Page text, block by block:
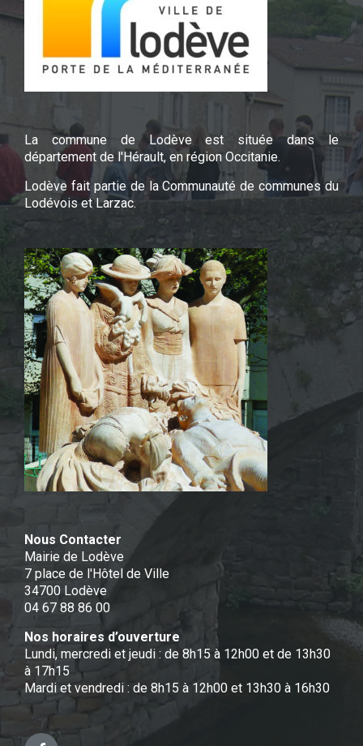
La commune de Lodève est située dans le
département de l'Hérault, en région Occitanie.
Lodève fait partie de la Communauté de communes du
Lodévois et Larzac.
Nous Contacter
Mairie de Lodève
7 place de l'Hôtel de Ville
34700 Lodève
04 67 88 86 00
Nos horaires d’ouverture
Lundi, mercredi et jeudi : de 8h15 à 12h00 et de 13h30
à 17h15
Mardi et vendredi : de 8h15 à 12h00 et 13h30 à 16h30